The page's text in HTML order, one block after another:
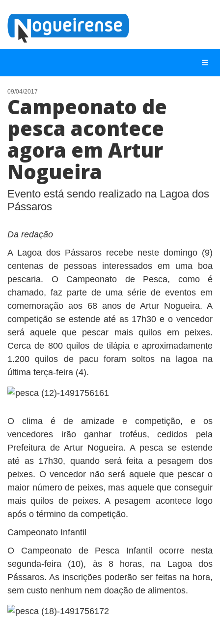
NOTÍCIAS
LISTA DIGITAL
QUEM SOMOS
CONTATO
ANUNCIE
09/04/2017
Campeonato de
pesca acontece
agora em Artur
Nogueira
Evento está sendo realizado na Lagoa dos
Pássaros
Da redação
A Lagoa dos Pássaros recebe neste domingo (9)
centenas de pessoas interessados em uma boa
pescaria. O Campeonato de Pesca, como é
chamado, faz parte de uma série de eventos em
comemoração aos 68 anos de Artur Nogueira. A
competição se estende até as 17h30 e o vencedor
será aquele que pescar mais quilos em peixes.
Cerca de 800 quilos de tilápia e aproximadamente
1.200 quilos de pacu foram soltos na lagoa na
última terça-feira (4).
O clima é de amizade e competição, e os
vencedores irão ganhar troféus, cedidos pela
Prefeitura de Artur Nogueira. A pesca se estende
até as 17h30, quando será feita a pesagem dos
peixes. O vencedor não será aquele que pescar o
maior número de peixes, mas aquele que conseguir
mais quilos de peixes. A pesagem acontece logo
após o término da competição.
Campeonato Infantil
O Campeonato de Pesca Infantil ocorre nesta
segunda-feira (10), às 8 horas, na Lagoa dos
Pássaros. As inscrições poderão ser feitas na hora,
sem custo nenhum nem doação de alimentos.